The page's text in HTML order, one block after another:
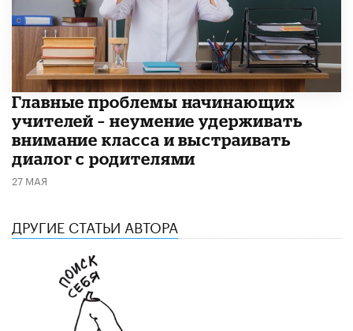
Главные проблемы начинающих
учителей – неумение удерживать
внимание класса и выстраивать
диалог с родителями
27 МАЯ
ДРУГИЕ СТАТЬИ АВТОРА